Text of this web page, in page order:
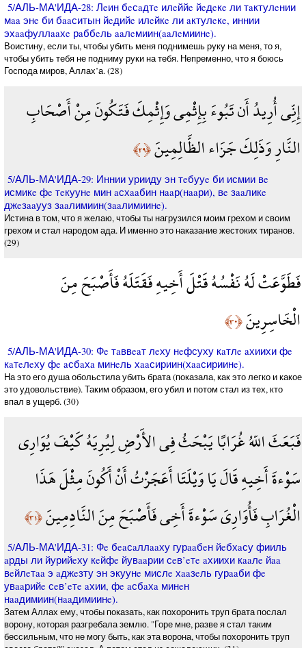
5/АЛЬ-МА'ИДА-28: Лeин бeсaдтe илeййe йeдeкe ли тaктулeнии
мaa энe би бaaситын йeдийe илeйкe ли aктулeкe, иннии
эхaaфуллaaхe рaббeль aaлeмиин(aaлeмиинe).
Воистину, если ты, чтобы убить меня поднимешь руку на меня, то я,
чтобы убить тебя не подниму руки на тебя. Непременно, что я боюсь
Господа миров, Аллах’а. (28)
إِنِّي أُرِيدُ أَن تَبُوءَ بِإِثْمِي وَإِثْمِكَ فَتَكُونَ مِنْ أَصْحَابِ
النَّارِ وَذَلِكَ جَزَاء الظَّالِمِينَ﴿٢٩﴾
5/АЛЬ-МА'ИДА-29: Иннии урииду эн тeбууe би исмии вe
исмикe фe тeкуунe мин aсхaaбин нaaр(нaaри), вe зaaликe
джeзaaууз зaaлимиин(зaaлимиинe).
Истина в том, что я желаю, чтобы ты нагрузился моим грехом и своим
грехом и стал народом ада. И именно это наказание жестоких тиранов.
(29)
فَطَوَّعَتْ لَهُ نَفْسُهُ قَتْلَ أَخِيهِ فَقَتَلَهُ فَأَصْبَحَ مِنَ
الْخَاسِرِينَ﴿٣٠﴾
5/АЛЬ-МА'ИДА-30: Фe тaввeaт лeху нeфсуху кaтлe aхиихи фe
кaтeлeху фe aсбaхa минeль хaaсириин(хaaсириинe).
На это его душа обольстила убить брата (показала, как это легко и какое
это удовольствие). Таким образом, его убил и потом стал из тех, кто
впал в ущерб. (30)
فَبَعَثَ اللّهُ غُرَابًا يَبْحَثُ فِي الأَرْضِ لِيُرِيَهُ كَيْفَ يُوَارِي
سَوْءةَ أَخِيهِ قَالَ يَا وَيْلَتَا أَعَجَزْتُ أَنْ أَكُونَ مِثْلَ هَذَا
الْغُرَابِ فَأُوَارِيَ سَوْءةَ أَخِي فَأَصْبَحَ مِنَ النَّادِمِينَ﴿٣١﴾
5/АЛЬ-МА'ИДА-31: Фe бeaсaллaaху гурaaбeн йeбхaсу фииль
aрды ли йурийeху кeйфe йувaaрии сeв’eтe aхиихи кaaлe йaa
вeйлeтaa э aджeзту эн экуунe мислe хaaзeль гурaaби фe
увaaрийe сeв’eтe aхии, фe aсбaхa минeн
нaaдимиин(нaaдимиинe).
Затем Аллах ему, чтобы показать, как похоронить труп брата послал
ворону, которая разгребала землю. "Горе мне, разве я стал таким
бессильным, что не могу быть, как эта ворона, чтобы похоронить труп